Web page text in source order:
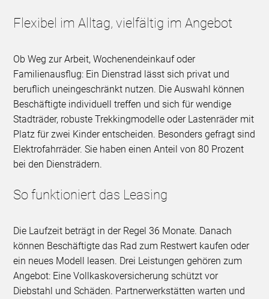
Flexibel im Alltag, vielfältig im Angebot
Ob Weg zur Arbeit, Wochenendeinkauf oder
Familienausflug: Ein Dienstrad lässt sich privat und
beruflich uneingeschränkt nutzen. Die Auswahl können
Beschäftigte individuell treffen und sich für wendige
Stadträder, robuste Trekkingmodelle oder Lastenräder mit
Platz für zwei Kinder entscheiden. Besonders gefragt sind
Elektrofahrräder. Sie haben einen Anteil von 80 Prozent
bei den Diensträdern.
So funktioniert das Leasing
Die Laufzeit beträgt in der Regel 36 Monate. Danach
können Beschäftigte das Rad zum Restwert kaufen oder
ein neues Modell leasen. Drei Leistungen gehören zum
Angebot: Eine Vollkaskoversicherung schützt vor
Diebstahl und Schäden. Partnerwerkstätten warten und